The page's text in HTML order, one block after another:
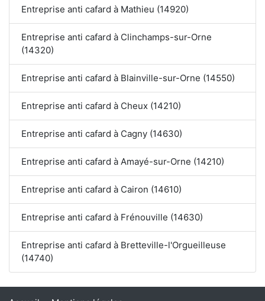
Entreprise anti cafard à Mathieu (14920)
Entreprise anti cafard à Clinchamps-sur-Orne
(14320)
Entreprise anti cafard à Blainville-sur-Orne (14550)
Entreprise anti cafard à Cheux (14210)
Entreprise anti cafard à Cagny (14630)
Entreprise anti cafard à Amayé-sur-Orne (14210)
Entreprise anti cafard à Cairon (14610)
Entreprise anti cafard à Frénouville (14630)
Entreprise anti cafard à Bretteville-l'Orgueilleuse
(14740)